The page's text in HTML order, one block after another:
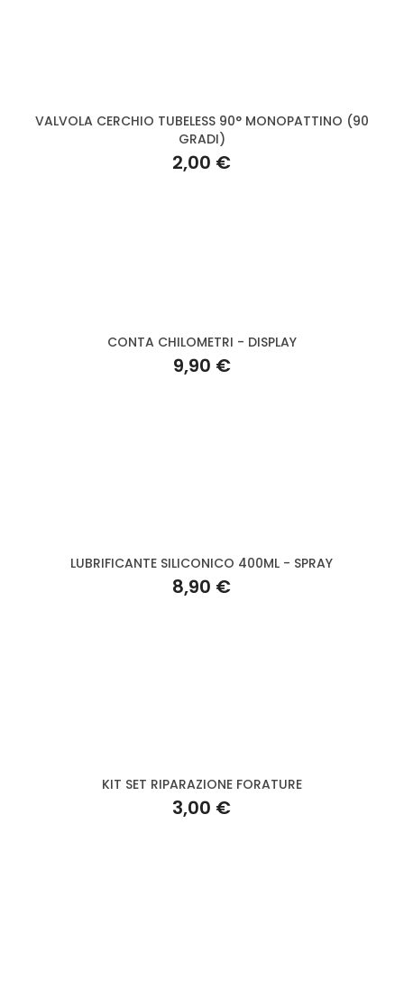
VALVOLA CERCHIO TUBELESS 90° MONOPATTINO (90
GRADI)
2,00 €
CONTA CHILOMETRI - DISPLAY
9,90 €
LUBRIFICANTE SILICONICO 400ML - SPRAY
8,90 €
KIT SET RIPARAZIONE FORATURE
3,00 €